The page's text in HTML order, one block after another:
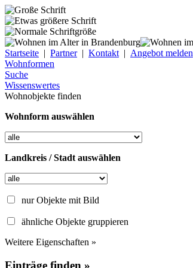
Startseite | Partner| Kontakt | Angebot melden
Wohnformen
Suche
Wissenswertes
Wohnobjekte finden
Wohnform auswählen
Landkreis / Stadt auswählen
nur Objekte mit Bild
ähnliche Objekte gruppieren
Weitere Eigenschaften »
Einträge finden »